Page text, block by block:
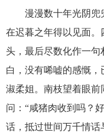
漫漫数十年光阴兜
在迟暮之年得以见面。
头，最后尽数化作一
白，没有唏嘘的感慨
淑柔姐。南枝望着眼
问：“咸猪肉收到吗？
话，抵过世间万千情